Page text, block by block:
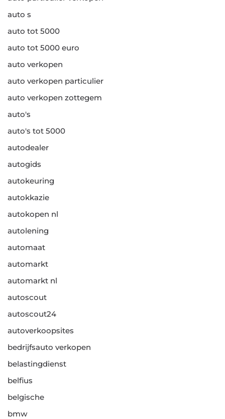
auto s
auto tot 5000
auto tot 5000 euro
auto verkopen
auto verkopen particulier
auto verkopen zottegem
auto's
auto's tot 5000
autodealer
autogids
autokeuring
autokkazie
autokopen nl
autolening
automaat
automarkt
automarkt nl
autoscout
autoscout24
autoverkoopsites
bedrijfsauto verkopen
belastingdienst
belfius
belgische
bmw